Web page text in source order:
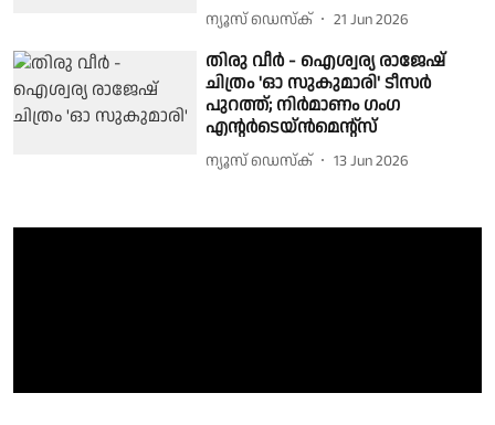
ന്യൂസ് ഡെസ്ക് 21 Jun 2026
തിരു വീർ - ഐശ്വര്യ രാജേഷ്
ചിത്രം 'ഓ സുകുമാരി' ടീസർ
പുറത്ത്; നിർമാണം ഗംഗ
എന്റർടെയ്ൻമെന്റ്‌സ്
ന്യൂസ് ഡെസ്ക് 13 Jun 2026